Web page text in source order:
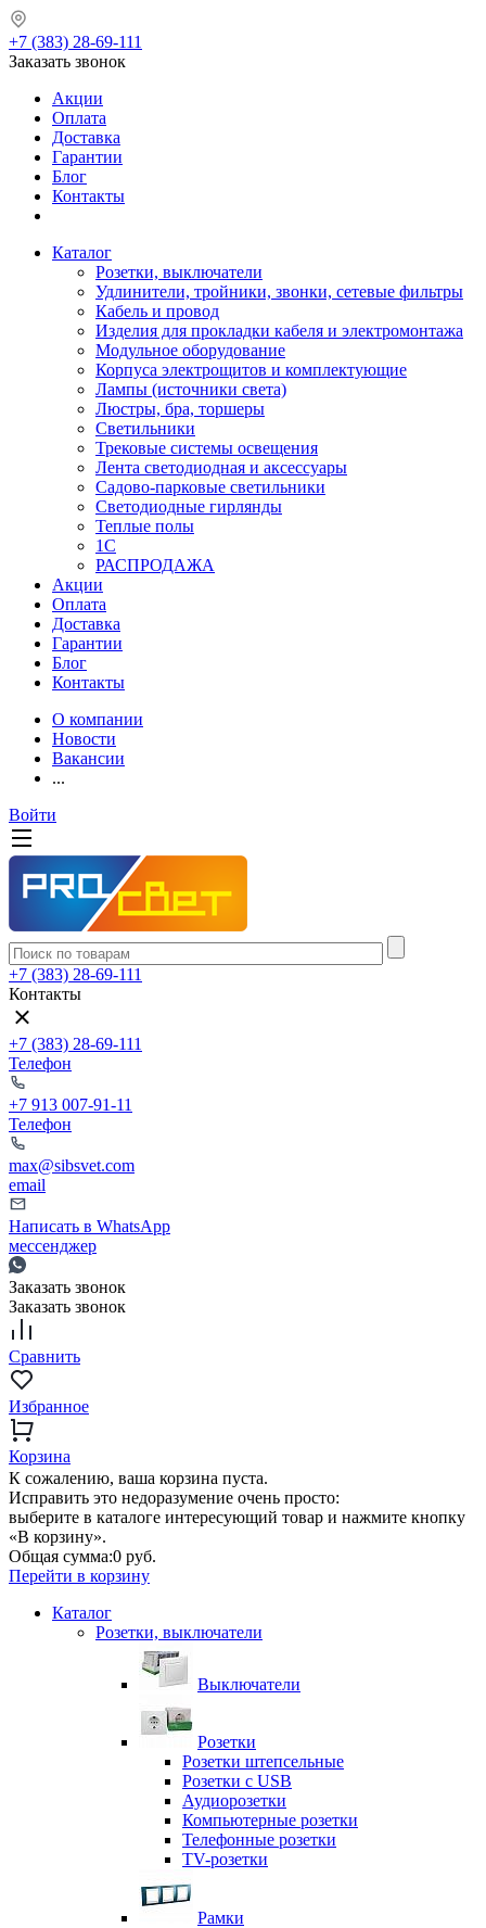
+7 (383) 28-69-111
Заказать звонок
Акции
Оплата
Доставка
Гарантии
Блог
Контакты
Каталог
Розетки, выключатели
Удлинители, тройники, звонки, сетевые фильтры
Кабель и провод
Изделия для прокладки кабеля и электромонтажа
Модульное оборудование
Корпуса электрощитов и комплектующие
Лампы (источники света)
Люстры, бра, торшеры
Светильники
Трековые системы освещения
Лента светодиодная и аксессуары
Садово-парковые светильники
Светодиодные гирлянды
Теплые полы
1С
РАСПРОДАЖА
Акции
Оплата
Доставка
Гарантии
Блог
Контакты
О компании
Новости
Вакансии
...
Войти
+7 (383) 28-69-111
Контакты
+7 (383) 28-69-111
Телефон
+7 913 007-91-11
Телефон
max@sibsvet.com
email
Написать в WhatsApp
мессенджер
Заказать звонок
Заказать звонок
Сравнить
Избранное
Корзина
К сожалению, ваша корзина пуста.
Исправить это недоразумение очень просто:
выберите в каталоге интересующий товар и нажмите кнопку
«В корзину».
Общая сумма:0 руб.
Перейти в корзину
Каталог
Розетки, выключатели
Выключатели
Розетки
Розетки штепсельные
Розетки с USB
Аудиорозетки
Компьютерные розетки
Телефонные розетки
TV-розетки
Рамки